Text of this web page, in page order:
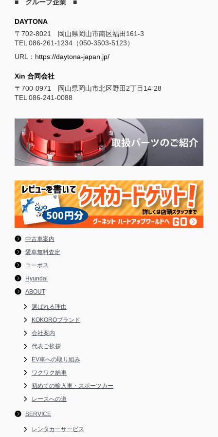
■ グループ企業 ■
DAYTONA
〒702-8021 岡山県岡山市南区福田161-3
TEL 086-261-1234（050-3503-5123）
URL： https://daytona-japan.jp/
Xin 合同会社
〒700-0971 岡山県岡山市北区野田2丁目14-28
TEL 086-241-0088
中古車案内
愛車無料査定
ユーポス
Hyundai
ABOUT
選ばれる理由
KOKOROブランド
会社案内
代表ご挨拶
EV車への取り組み
ワクワク納車
初めての輸入車・スポーツカー
レースへの道
SERVICE
レンタカーサービス